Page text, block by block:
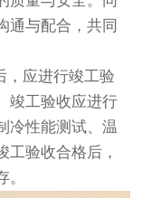
通与配合，共同
应进行竣工验
竣工验收应进行
冷性能测试、温
工验收合格后，